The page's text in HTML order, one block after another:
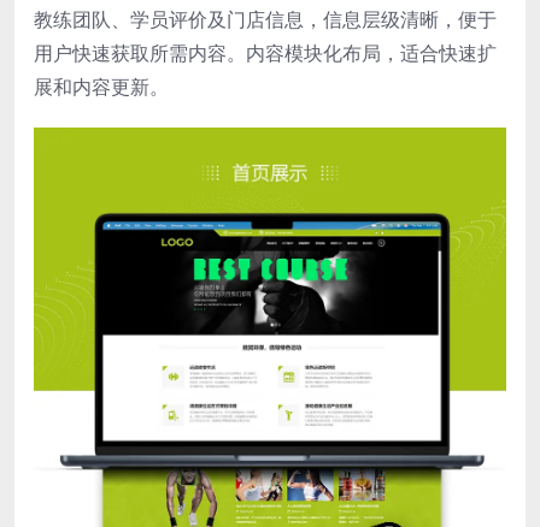
教练团队、学员评价及门店信息，信息层级清晰，便于
用户快速获取所需内容。内容模块化布局，适合快速扩
展和内容更新。